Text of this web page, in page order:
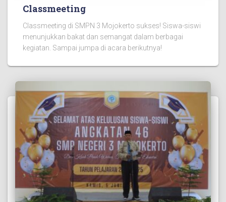
Classmeeting
Classmeeting di SMPN 3 Mojokerto sukses! Siswa-siswi
menunjukkan bakat dan semangat dalam berbagai
kegiatan. Sampai jumpa di acara berikutnya!